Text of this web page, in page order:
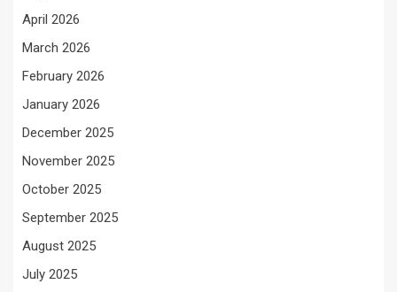
April 2026
March 2026
February 2026
January 2026
December 2025
November 2025
October 2025
September 2025
August 2025
July 2025